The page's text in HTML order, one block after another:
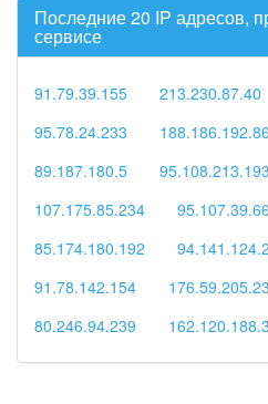
Последние 20 IP адресов,
сервисе
91.79.39.155 213.230.87.40
95.78.24.233
188.186.192.86
89.187.180.5
95.108.213.193
107.175.85.234
95.107.39.66
85.174.180.192
91.78.142.154
80.246.94.239